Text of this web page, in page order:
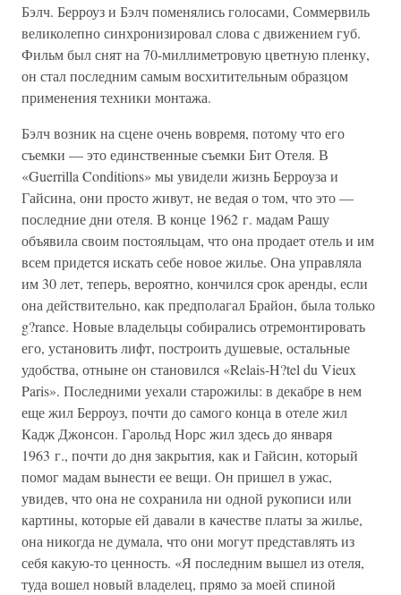
Бэлч. Берроуз и Бэлч поменялись голосами, Соммервиль
великолепно синхронизировал слова с движением губ.
Фильм был снят на 70-миллиметровую цветную пленку,
он стал последним самым восхитительным образцом
применения техники монтажа.
Бэлч возник на сцене очень вовремя, потому что его
съемки — это единственные съемки Бит Отеля. В
«Guerrilla Conditions» мы увидели жизнь Берроуза и
Гайсина, они просто живут, не ведая о том, что это —
последние дни отеля. В конце 1962 г. мадам Рашу
объявила своим постояльцам, что она продает отель и им
всем придется искать себе новое жилье. Она управляла
им 30 лет, теперь, вероятно, кончился срок аренды, если
она действительно, как предполагал Брайон, была только
g?rance. Новые владельцы собирались отремонтировать
его, установить лифт, построить душевые, остальные
удобства, отныне он становился «Relais-H?tel du Vieux
Paris». Последними уехали старожилы: в декабре в нем
еще жил Берроуз, почти до самого конца в отеле жил
Кадж Джонсон. Гарольд Норс жил здесь до января
1963 г., почти до дня закрытия, как и Гайсин, который
помог мадам вынести ее вещи. Он пришел в ужас,
увидев, что она не сохранила ни одной рукописи или
картины, которые ей давали в качестве платы за жилье,
она никогда не думала, что они могут представлять из
себя какую-то ценность. «Я последним вышел из отеля,
туда вошел новый владелец, прямо за моей спиной